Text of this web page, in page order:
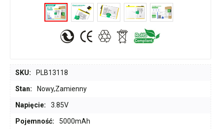
SKU: PLB13118
Stan: Nowy,Zamienny
Napięcie: 3.85V
Pojemność: 5000mAh